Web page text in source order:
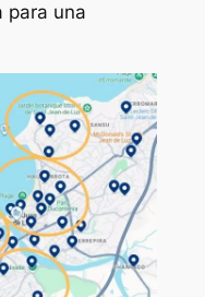
para una